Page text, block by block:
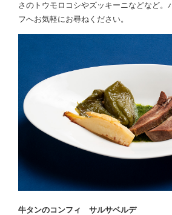
さのトウモロコシやズッキーニなどなど。
フへお気軽にお尋ねください。
牛タンのコンフィ サルサベルデ